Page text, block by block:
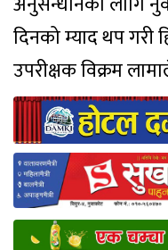
दिनको म्याद थप गरी
उपरीक्षक विक्रम